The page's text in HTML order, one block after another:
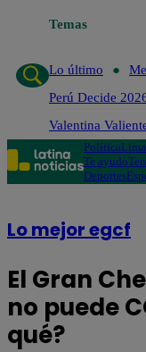
Temas
Lo último
Perú Decide
Valentina
PolíticaLima
Te ayudo
Deportes
Lo mejor egcf
El Gran
no puede
qué?